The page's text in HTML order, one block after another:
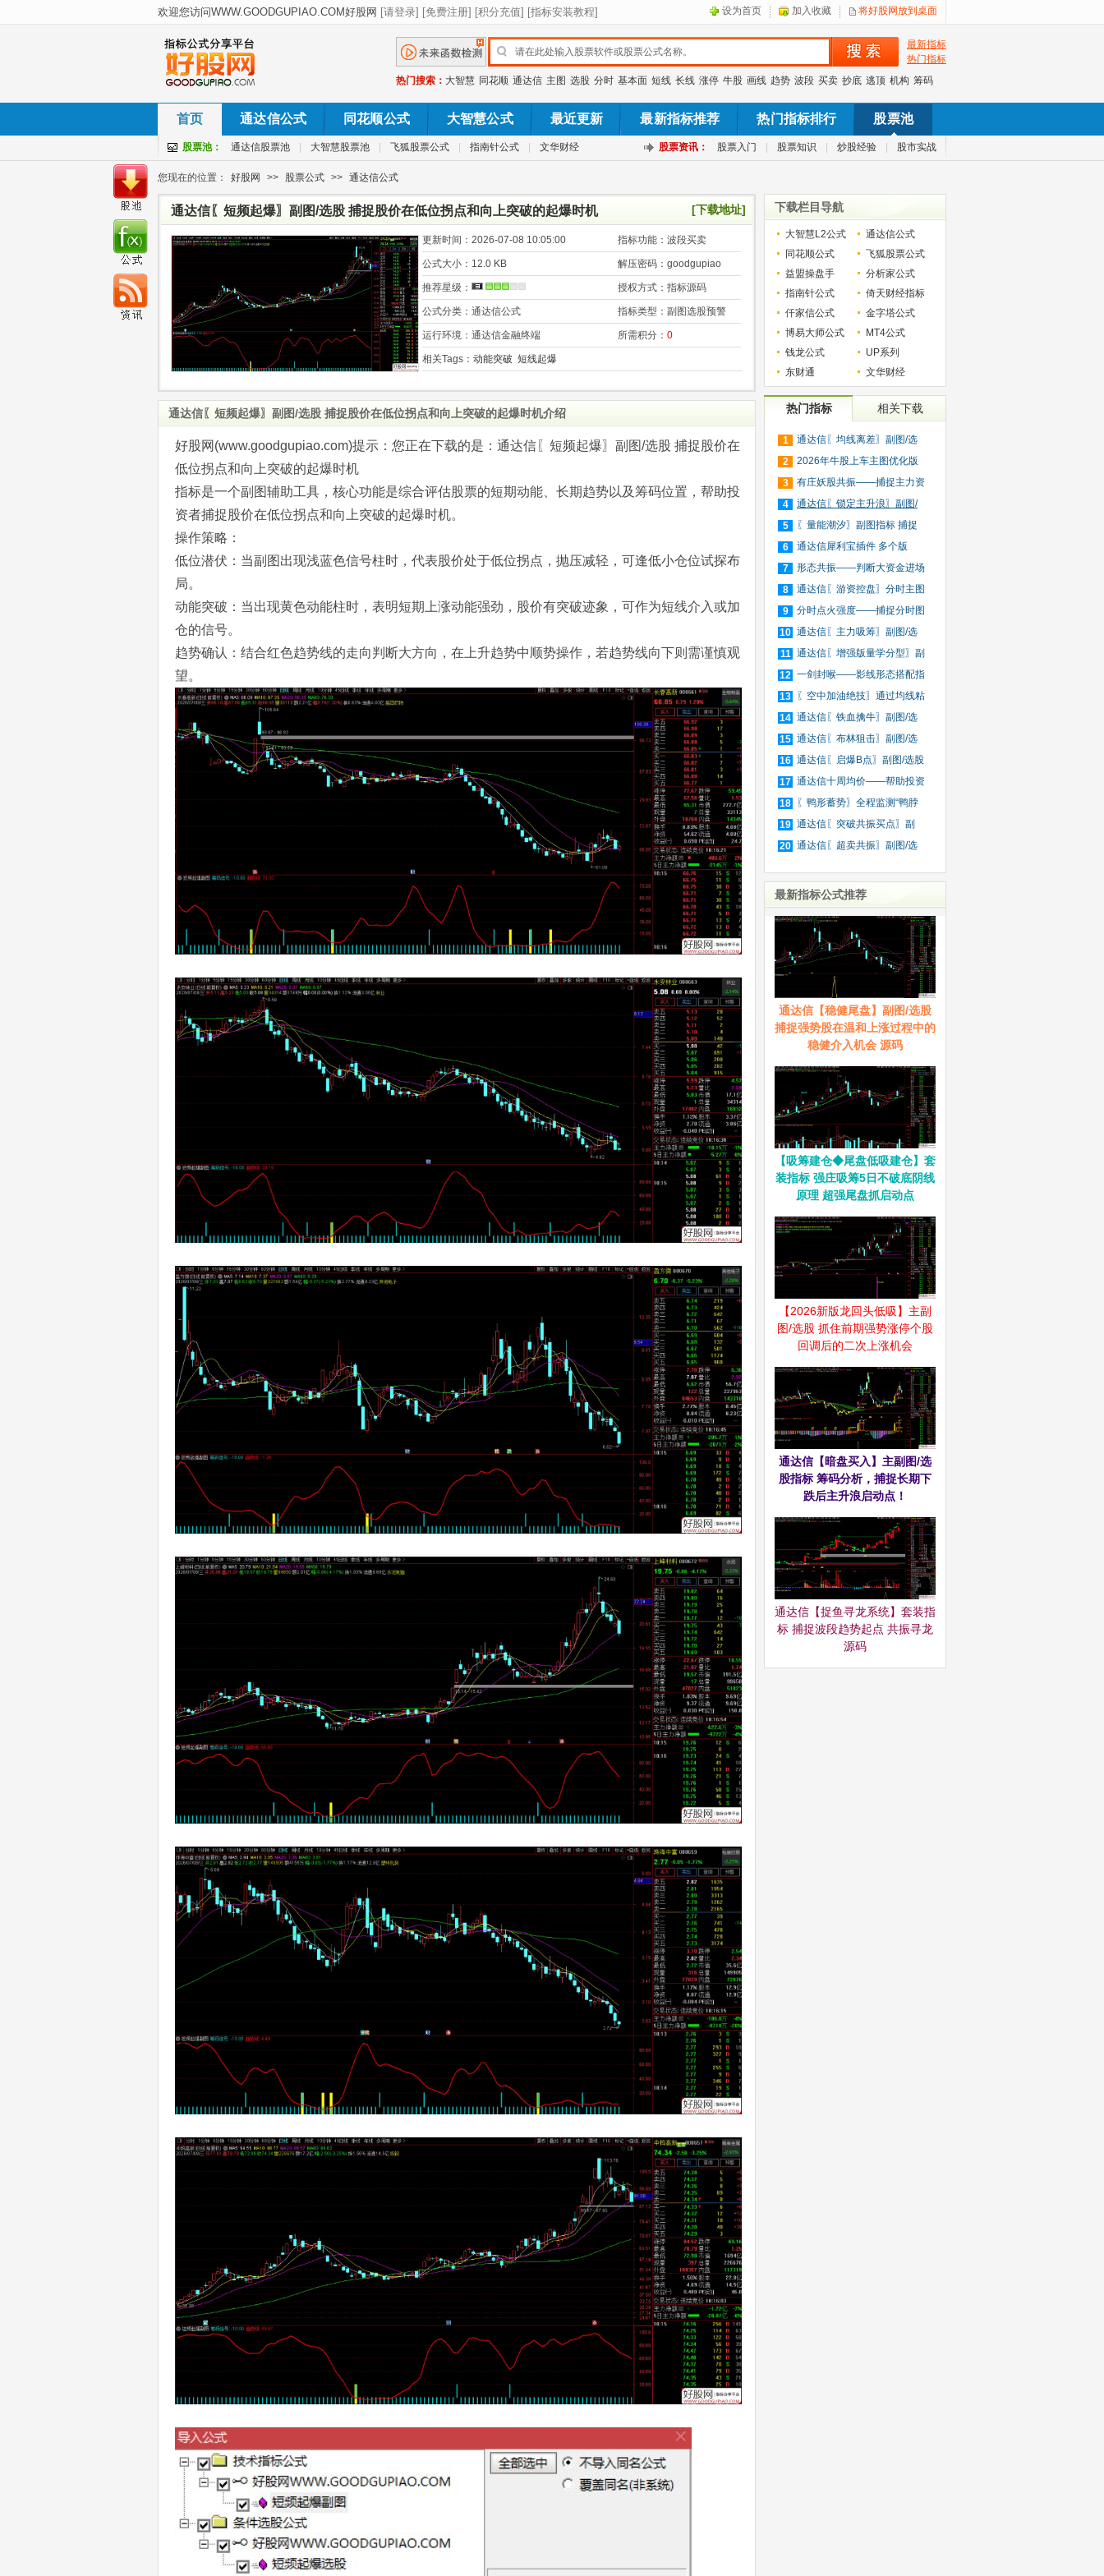
设为首页 加入收藏 将好股网放到桌面
最新指标
热门指标
热门搜索： 大智慧 同花顺 通达信 主图 选股 分时 基本面 短线 长线 涨停 牛股 画线 趋势 波段 买卖 抄底 逃顶 机构 筹码
首页 通达信公式 同花顺公式 大智慧公式 最近更新 最新指标推荐 热门指标排行 股票池
股票池： 通达信股票池 大智慧股票池 飞狐股票公式 指南针公式 文华财经 股票资讯： 股票入门 股票知识 炒股经验 股市实战
您现在的位置： 好股网 >> 股票公式 >> 通达信公式
通达信〖短频起爆〗副图/选股 捕捉股价在低位拐点和向上突破的起爆时机 [下载地址]
更新时间： 2026-07-08 10:05:00 指标功能： 波段买卖
公式大小： 12.0 KB 解压密码： goodgupiao
推荐星级： 授权方式： 指标源码
公式分类： 通达信公式 指标类型： 副图选股预警
运行环境： 通达信金融终端 所需积分： 0
相关Tags： 动能突破 短线起爆
通达信〖短频起爆〗副图/选股 捕捉股价在低位拐点和向上突破的起爆时机介绍
好股网(www.goodgupiao.com)提示：您正在下载的是：通达信〖短频起爆〗副图/选股 捕捉股价在
低位拐点和向上突破的起爆时机
指标是一个副图辅助工具，核心功能是综合评估股票的短期动能、长期趋势以及筹码位置，帮助投
资者捕捉股价在低位拐点和向上突破的起爆时机。
操作策略：
低位潜伏：当副图出现浅蓝色信号柱时，代表股价处于低位拐点，抛压减轻，可逢低小仓位试探布
局。
动能突破：当出现黄色动能柱时，表明短期上涨动能强劲，股价有突破迹象，可作为短线介入或加
仓的信号。
趋势确认：结合红色趋势线的走向判断大方向，在上升趋势中顺势操作，若趋势线向下则需谨慎观
望。
下载栏目导航
大智慧L2公式
通达信公式
同花顺公式
飞狐股票公式
益盟操盘手
分析家公式
指南针公式
倚天财经指标
仟家信公式
金字塔公式
博易大师公式
MT4公式
钱龙公式
UP系列
东财通
文华财经
热门指标 相关下载
1
通达信〖均线离差〗副图/选
股
2
2026年牛股上车主图优化版
指标
3
有庄妖股共振——捕捉主力资
金
4
通达信〖锁定主升浪〗副图/
选
5
〖量能潮汐〗副图指标 捕捉
资
6
通达信犀利宝插件 多个版
面：
7
形态共振——判断大资金进场
和
8
通达信〖游资控盘〗分时主图
指
9
分时点火强度——捕捉分时图
中
10 通达信〖主力吸筹〗副图/选
股
11 通达信〖增强版量学分型〗副
图
12 一剑封喉——影线形态搭配指
标
13
〖空中加油绝技〗通过均线粘
合
14 通达信〖铁血擒牛〗副图/选
股
15 通达信〖布林狙击〗副图/选
股
16 通达信〖启爆B点〗副图/选股
17 通达信十周均价——帮助投资
者
18
〖鸭形蓄势〗全程监测“鸭脖
（
19 通达信〖突破共振买点〗副
图/
20 通达信〖超卖共振〗副图/选
最新指标公式推荐
通达信【稳健尾盘】副图/选股
捕捉强势股在温和上涨过程中的
稳健介入机会 源码
【吸筹建仓◆尾盘低吸建仓】套
装指标 强庄吸筹5日不破底阴线
原理 超强尾盘抓启动点
【2026新版龙回头低吸】主副
图/选股 抓住前期强势涨停个股
回调后的二次上涨机会
通达信【暗盘买入】主副图/选
股指标 筹码分析，捕捉长期下
跌后主升浪启动点！
通达信【捉鱼寻龙系统】套装指
标 捕捉波段趋势起点 共振寻龙
源码